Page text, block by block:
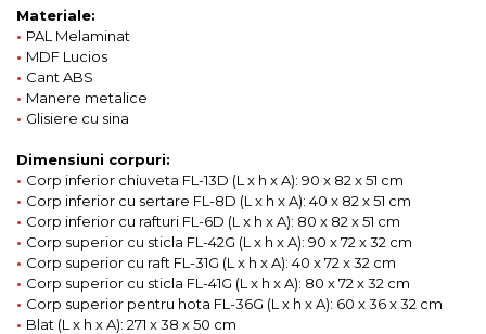
Materiale:
• PAL Melaminat
• MDF Lucios
• Cant ABS
• Manere metalice
• Glisiere cu sina
Dimensiuni corpuri:
• Corp inferior chiuveta FL-13D (L x h x A): 90 x 82 x 51 cm
• Corp inferior cu sertare FL-8D (L x h x A): 40 x 82 x 51 cm
• Corp inferior cu rafturi FL-6D (L x h x A): 80 x 82 x 51 cm
• Corp superior cu sticla FL-42G (L x h x A): 90 x 72 x 32 cm
• Corp superior cu raft FL-31G (L x h x A): 40 x 72 x 32 cm
• Corp superior cu sticla FL-41G (L x h x A): 80 x 72 x 32 cm
• Corp superior pentru hota FL-36G (L x h x A): 60 x 36 x 32 cm
• Blat (L x h x A): 271 x 38 x 50 cm